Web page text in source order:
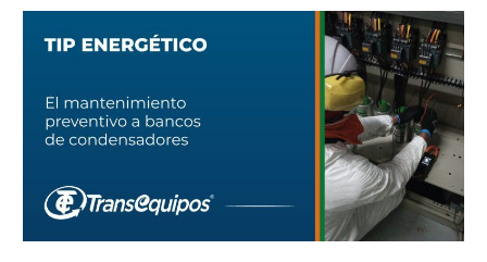
EL
MANTENIMIENTO
PREVENTIVO
CONDENSADORES